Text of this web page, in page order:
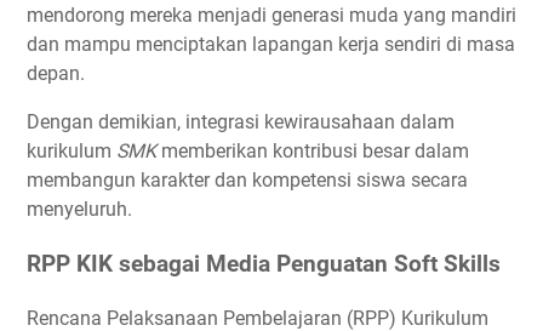
mendorong mereka menjadi generasi muda yang mandiri
dan mampu menciptakan lapangan kerja sendiri di masa
depan.
Dengan demikian, integrasi kewirausahaan dalam
kurikulum SMKmemberikan kontribusi besar dalam
membangun karakter dan kompetensi siswa secara
menyeluruh.
RPP KIK sebagai Media Penguatan Soft Skills
Rencana Pelaksanaan Pembelajaran (RPP) Kurikulum